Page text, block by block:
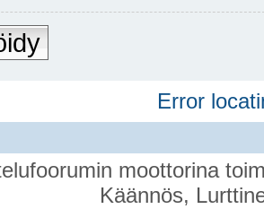
Error
moottorina
Käännös,